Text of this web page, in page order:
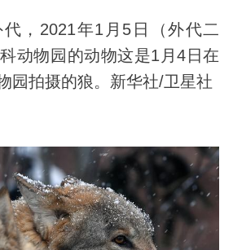
，2021年1月5日（外代二
动物园的动物这是1月4日在
园拍摄的狼。新华社/卫星社